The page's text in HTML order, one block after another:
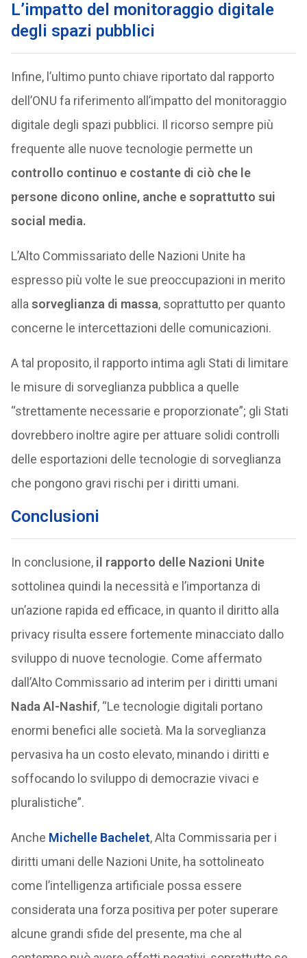
L’impatto del monitoraggio digitale
degli spazi pubblici
Infine, l’ultimo punto chiave riportato dal rapporto
dell’ONU fa riferimento all’impatto del monitoraggio
digitale degli spazi pubblici. Il ricorso sempre più
frequente alle nuove tecnologie permette un
controllo continuo e costante di ciò che le
persone dicono online, anche e soprattutto sui
social media.
L’Alto Commissariato delle Nazioni Unite ha
espresso più volte le sue preoccupazioni in merito
alla sorveglianza di massa, soprattutto per quanto
concerne le intercettazioni delle comunicazioni.
A tal proposito, il rapporto intima agli Stati di limitare
le misure di sorveglianza pubblica a quelle
“strettamente necessarie e proporzionate”; gli Stati
dovrebbero inoltre agire per attuare solidi controlli
delle esportazioni delle tecnologie di sorveglianza
che pongono gravi rischi per i diritti umani.
Conclusioni
In conclusione, il rapporto delle Nazioni Unite
sottolinea quindi la necessità e l’importanza di
un’azione rapida ed efficace, in quanto il diritto alla
privacy risulta essere fortemente minacciato dallo
sviluppo di nuove tecnologie. Come affermato
dall’Alto Commissario ad interim per i diritti umani
Nada Al-Nashif, “Le tecnologie digitali portano
enormi benefici alle società. Ma la sorveglianza
pervasiva ha un costo elevato, minando i diritti e
soffocando lo sviluppo di democrazie vivaci e
pluralistiche”.
Anche Michelle Bachelet, Alta Commissaria per i
diritti umani delle Nazioni Unite, ha sottolineato
come l’intelligenza artificiale possa essere
considerata una forza positiva per poter superare
alcune grandi sfide del presente, ma che al